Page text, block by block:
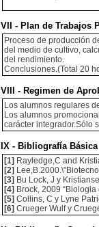
VII - Plan de Trabajos
Proceso de producción
del medio de cultivo,
del rendimiento.
Conclusiones.(Total 20
VIII - Regimen de
Los alumnos regulares
Los alumnos
carácter integrador.Sólo
IX - Bibliografía Básica
[1] Rayledge,C and
[2]
[3] Bu Lock, J y
[4] Brock, 2009
[5] Collins, C y Lyne
[6] Crueger Wulf y